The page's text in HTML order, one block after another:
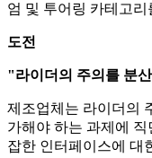
엄 및 투어링 카테고
도전
"라이더의 주의를 분
제조업체는 라이더의
가해야 하는 과제에
잡한 인터페이스에 대